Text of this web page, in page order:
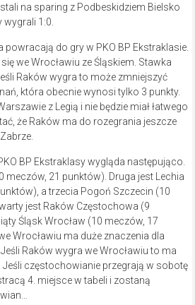
na sparing z Podbeskidziem Bielsko
wygrali 1:0.
powracają do gry w PKO BP Ekstraklasie.
we Wrocławiu ze Śląskiem. Stawka
Raków wygra to może zmniejszyć
która obecnie wynosi tylko 3 punkty.
z Legią i nie będzie miał łatwego
że Raków ma do rozegrania jeszcze
BP Ekstraklasy wygląda następująco.
meczów, 21 punktów). Druga jest Lechia
a trzecia Pogoń Szczecin (10
jest Raków Częstochowa (9
Śląsk Wrocław (10 meczów, 17
Wrocławiu ma duże znaczenia dla
Raków wygra we Wrocławiu to ma
Jeśli częstochowianie przegrają w sobotę
4. miejsce w tabeli i zostaną